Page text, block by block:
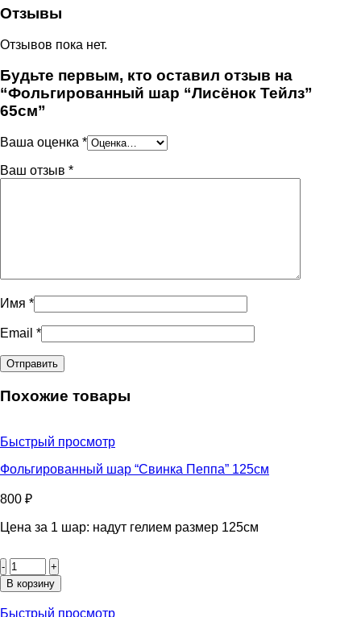
Отзывы
Отзывов пока нет.
Будьте первым, кто оставил отзыв на
“Фольгированный шар “Лисёнок Тейлз”
65см”
Ваша оценка *
Ваш отзыв *
Имя *
Email *
Похожие товары
Быстрый просмотр
Фольгированный шар “Свинка Пеппа” 125см
800 ₽
Цена за 1 шар: надут гелием размер 125см
товара
Фольгированный
"Свинка
В корзину
Быстрый просмотр